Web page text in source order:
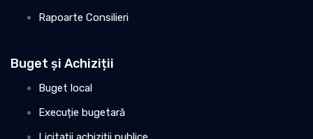
Rapoarte Consilieri
Buget și Achiziții
Buget local
Execuție bugetară